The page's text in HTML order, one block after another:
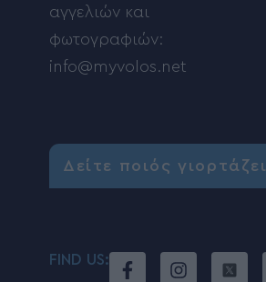
αγγελιών και
φωτογραφιών:
info@myvolos.net
Δείτε ποιός γιορτάζει
FIND US: